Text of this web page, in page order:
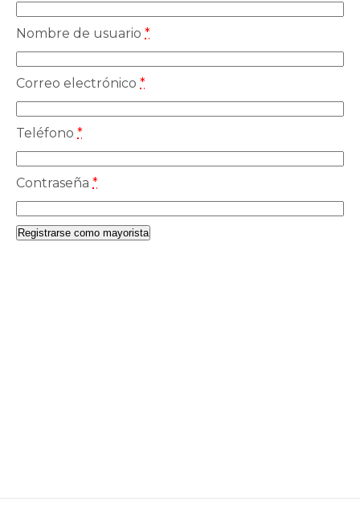
Nombre de usuario *
Correo electrónico *
Teléfono *
Contraseña *
Registrarse como mayorista